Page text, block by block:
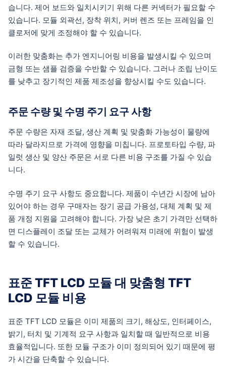
습니다. 제어 보드와 일치시키기 위해 다른 커넥터가 필요할 수
있습니다. 모듈 외곽선, 장착 위치, 커버 렌즈 또는 프레임을 인
클로저에 맞게 조정해야 할 수 있습니다.
이러한 맞춤화는 추가 엔지니어링 비용을 발생시킬 수 있으며
금형 또는 샘플 검증을 수반할 수 있습니다. 그러나 조립 난이도
를 낮추고 장기적인 제품 제조성을 향상시킬 수도 있습니다.
주문 수량 및 수명 주기 요구 사항
주문 수량은 자재 조달, 생산 계획 및 맞춤화 가능성이 물량에
따라 달라지므로 가격에 영향을 미칩니다. 프로토타입 수량, 파
일럿 생산 및 양산 주문은 서로 다른 비용 구조를 가질 수 있습
니다.
수명 주기 요구 사항도 중요합니다. 제품이 수년간 시장에 남아
있어야 하는 경우 구매자는 장기 공급 가용성, 대체 계획 및 제
품 개정 지원을 고려해야 합니다. 가장 낮은 초기 가격만 선택하
면 디스플레이 조달 또는 교체가 어려워져 미래에 위험이 발생
할 수 있습니다.
표준 TFT LCD 모듈 대 맞춤형 TFT
LCD 모듈 비용
표준 TFT LCD 모듈은 이미 제품의 크기, 해상도, 인터페이스,
밝기, 터치 및 기계적 요구 사항과 일치할 때 일반적으로 비용
효율적입니다. 또한 모듈 구조가 이미 정의되어 있기 때문에 평
가 시간을 단축할 수 있습니다.